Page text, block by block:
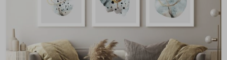
Poster - Einhorn - Rosa und Blau / 2er-Set
Special
Price
15,00 €